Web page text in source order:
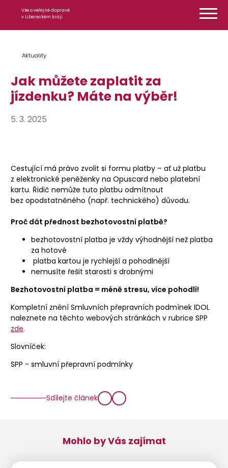
Vše o veřejné dopravě
v Libereckém kraji
Aktuality
Jak můžete zaplatit za
jízdenku? Máte na výběr!
5. 3. 2025
Cestující má právo zvolit si formu platby – ať už platbu
z elektronické peněženky na Opuscard nebo platební
kartu. Řidič nemůže tuto platbu odmítnout
bez opodstatněného (např. technického) důvodu.
Proč dát přednost bezhotovostní platbě?
bezhotovostní platba je vždy výhodnější než platba
za hotové
platba kartou je rychlejší a pohodlnější
nemusíte řešit starosti s drobnými
Bezhotovostní platba = méně stresu, více pohodlí!
Kompletní znění Smluvních přepravních podmínek IDOL
naleznete na těchto webových stránkách v rubrice SPP
zde.
Slovníček:
SPP - smluvní přepravní podmínky
Sdílejte článek
Mohlo by Vás zajímat